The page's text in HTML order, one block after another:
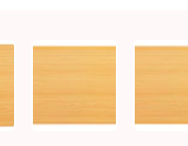
VERSCHIEDENE GRÖSSEN